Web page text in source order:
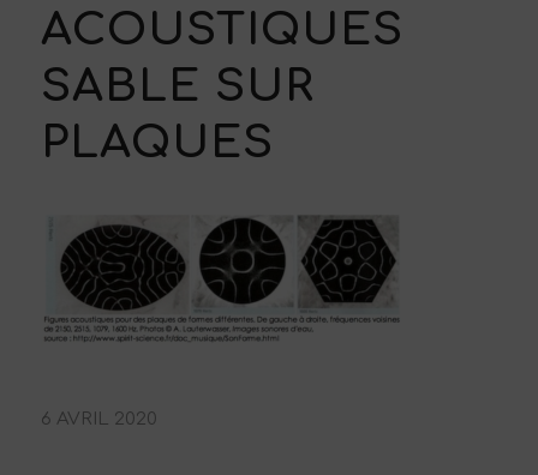
ACOUSTIQUES
SABLE SUR
PLAQUES
6 AVRIL 2020